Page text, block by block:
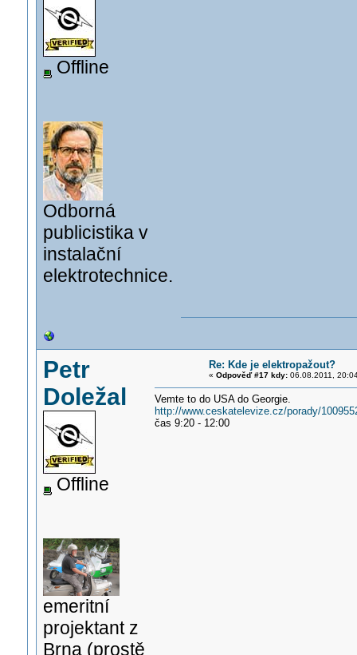
Offline
Odborná
publicistika v
instalační
elektrotechnice.
Petr
Doležal
Offline
emeritní
projektant z
Brna (prostě
Re: Kde je elektropažout?
« Odpověď #17 kdy:06.08.2011,
Vemte to do USA do Georgie.
http://www.ceskatelevize.cz/porady/
čas 9:20 - 12:00